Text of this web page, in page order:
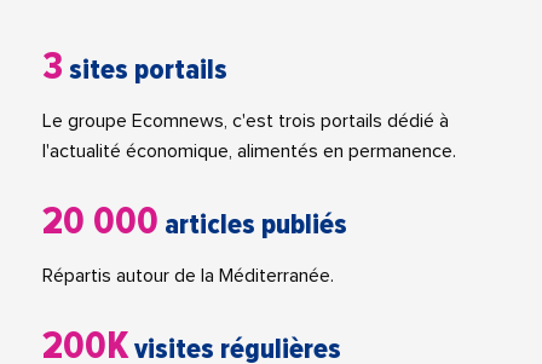
3 sites portails
Le groupe Ecomnews, c'est trois portails dédié à
l'actualité économique, alimentés en permanence.
20 000 articles publiés
Répartis autour de la Méditerranée.
200Kvisites régulières